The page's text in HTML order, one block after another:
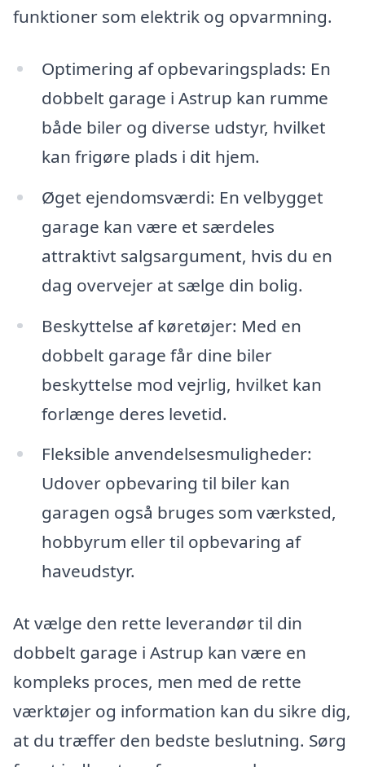
funktioner som elektrik og opvarmning.
Optimering af opbevaringsplads: En
dobbelt garage i Astrup kan rumme
både biler og diverse udstyr, hvilket
kan frigøre plads i dit hjem.
Øget ejendomsværdi: En velbygget
garage kan være et særdeles
attraktivt salgsargument, hvis du en
dag overvejer at sælge din bolig.
Beskyttelse af køretøjer: Med en
dobbelt garage får dine biler
beskyttelse mod vejrlig, hvilket kan
forlænge deres levetid.
Fleksible anvendelsesmuligheder:
Udover opbevaring til biler kan
garagen også bruges som værksted,
hobbyrum eller til opbevaring af
haveudstyr.
At vælge den rette leverandør til din
dobbelt garage i Astrup kan være en
kompleks proces, men med de rette
værktøjer og information kan du sikre dig,
at du træffer den bedste beslutning. Sørg